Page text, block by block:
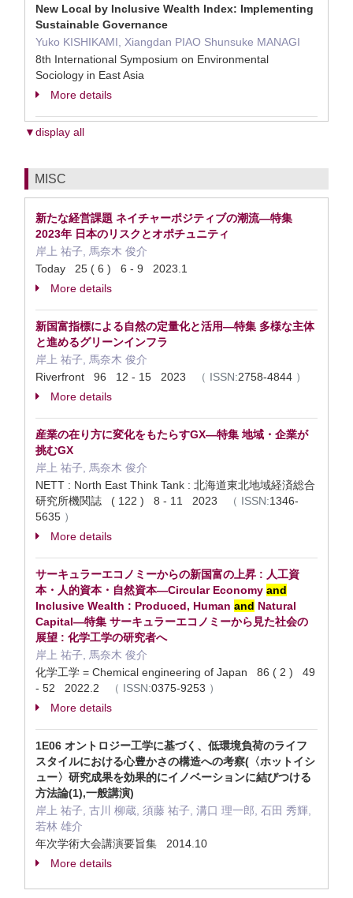
New Local by Inclusive Wealth Index: Implementing
Sustainable Governance
Yuko KISHIKAMI, Xiangdan PIAO Shunsuke MANAGI
8th International Symposium on Environmental
Sociology in East Asia
More details
▼display all
MISC
新たな経営課題 ネイチャーポジティブの潮流—特集
2023年 日本のリスクとオポチュニティ
岸上 祐子, 馬奈木 俊介
Today 25 ( 6 ) 6 - 9 2023.1
More details
新国富指標による自然の定量化と活用—特集 多様な主体
と進めるグリーンインフラ
岸上 祐子, 馬奈木 俊介
Riverfront 96 12 - 15 2023
（ ISSN:2758-4844 ）
More details
産業の在り方に変化をもたらすGX—特集 地域・企業が
挑むGX
岸上 祐子, 馬奈木 俊介
NETT : North East Think Tank : 北海道東北地域経済総合
研究所機関誌 ( 122 ) 8 - 11 2023
（ ISSN:1346-
5635 ）
More details
サーキュラーエコノミーからの新国富の上昇 : 人工資
本・人的資本・自然資本—Circular Economy and
Inclusive Wealth : Produced, Human and Natural
Capital—特集 サーキュラーエコノミーから見た社会の
展望 : 化学工学の研究者へ
岸上 祐子, 馬奈木 俊介
化学工学 = Chemical engineering of Japan 86 ( 2 ) 49
- 52 2022.2
（ ISSN:0375-9253 ）
More details
1E06 オントロジー工学に基づく、低環境負荷のライフ
スタイルにおける心豊かさの構造への考察(〈ホットイシ
ュー〉研究成果を効果的にイノベーションに結びつける
方法論(1),一般講演)
岸上 祐子, 古川 柳蔵, 須藤 祐子, 溝口 理一郎, 石田 秀輝,
若林 雄介
年次学術大会講演要旨集 2014.10
More details